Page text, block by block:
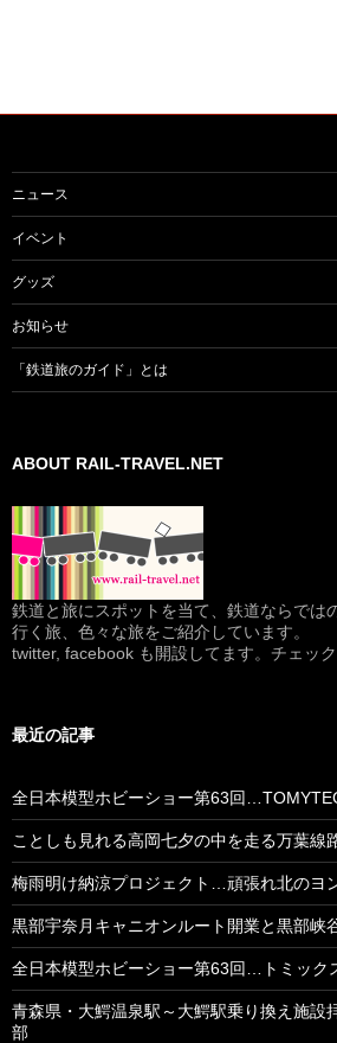
ニュース
イベント
グッズ
お知らせ
「鉄道旅のガイド」とは
ABOUT RAIL-TRAVEL.NET
鉄道と旅にスポットを当て、鉄道ならでは
行く旅、色々な旅をご紹介しています。
twitter, facebook も開設してます。チェック
最近の記事
全日本模型ホビーショー第63回
ことしも見れる高岡七夕の中を走る万葉線
梅雨明け納涼プロジェクト…頑張れ北のヨ
黒部宇奈月キャニオンルート開業と黒部峡
全日本模型ホビーショー第63回…トミック
青森県・大鰐温泉駅～大鰐駅乗り換え施
部